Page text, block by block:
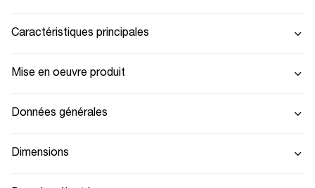
Caractéristiques principales
Mise en oeuvre produit
Données générales
Dimensions